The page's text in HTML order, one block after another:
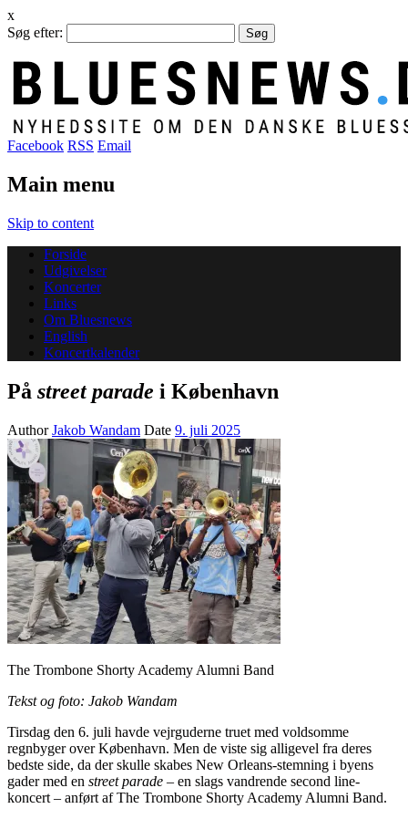
x
Søg efter:
Facebook RSS Email
Main menu
Skip to content
Forside
Udgivelser
Koncerter
Links
Om Bluesnews
English
Koncertkalender
På street parade i København
AuthorJakob Wandam Date 9. juli 2025
The Trombone Shorty Academy Alumni Band
Tekst og foto: Jakob Wandam
Tirsdag den 6. juli havde vejrguderne truet med voldsomme
regnbyger over København. Men de viste sig alligevel fra deres
bedste side, da der skulle skabes New Orleans-stemning i byens
gader med en street parade – en slags vandrende second line-
koncert – anført af The Trombone Shorty Academy Alumni Band.